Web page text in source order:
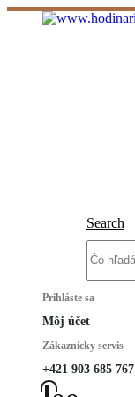
Search
Prihláste sa
Môj účet
Zákaznícky servis
+421 903 685 767